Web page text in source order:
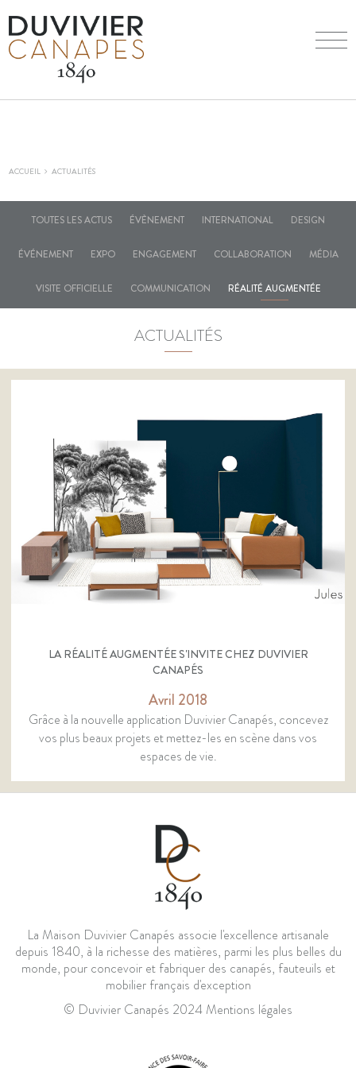
ACCUEIL ACTUALITÉS
TOUTES LES ACTUS ÉVÈNEMENT INTERNATIONAL DESIGN
ÉVÉNEMENT EXPO ENGAGEMENT COLLABORATION MÉDIA
VISITE OFFICIELLE COMMUNICATION RÉALITÉ AUGMENTÉE
ACTUALITÉS
LA RÉALITÉ AUGMENTÉE S'INVITE CHEZ DUVIVIER
CANAPÉS
Avril 2018
Grâce à la nouvelle application Duvivier Canapés, concevez
vos plus beaux projets et mettez-les en scène dans vos
espaces de vie.
La Maison Duvivier Canapés associe l'excellence artisanale
depuis 1840, à la richesse des matières, parmi les plus belles du
monde, pour concevoir et fabriquer des canapés, fauteuils et
mobilier français d'exception
© Duvivier Canapés 2024 Mentions légales